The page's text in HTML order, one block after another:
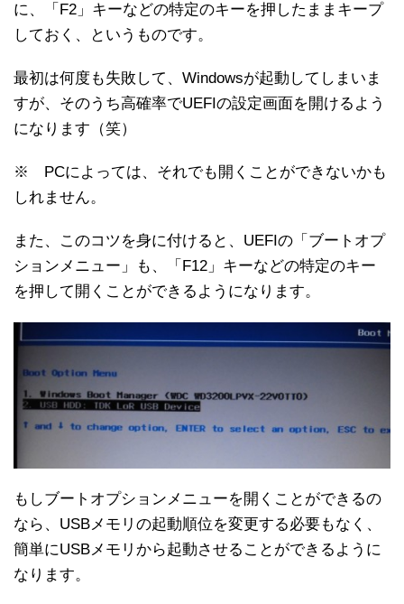
に、「F2」キーなどの特定のキーを押したままキープ
しておく、というものです。
最初は何度も失敗して、Windowsが起動してしまいま
すが、そのうち高確率でUEFIの設定画面を開けるよう
になります（笑）
※ PCによっては、それでも開くことができないかも
しれません。
また、このコツを身に付けると、UEFIの「ブートオプ
ションメニュー」も、「F12」キーなどの特定のキー
を押して開くことができるようになります。
もしブートオプションメニューを開くことができるの
なら、USBメモリの起動順位を変更する必要もなく、
簡単にUSBメモリから起動させることができるように
なります。